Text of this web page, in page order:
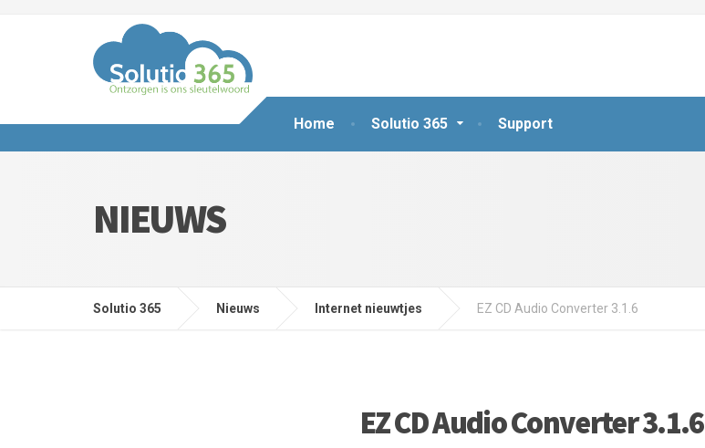
Home Solutio 365 Support
NIEUWS
Solutio 365 Nieuws Internet nieuwtjes EZ CD Audio Converter 3.1.6
EZ CD Audio Converter 3.1.6